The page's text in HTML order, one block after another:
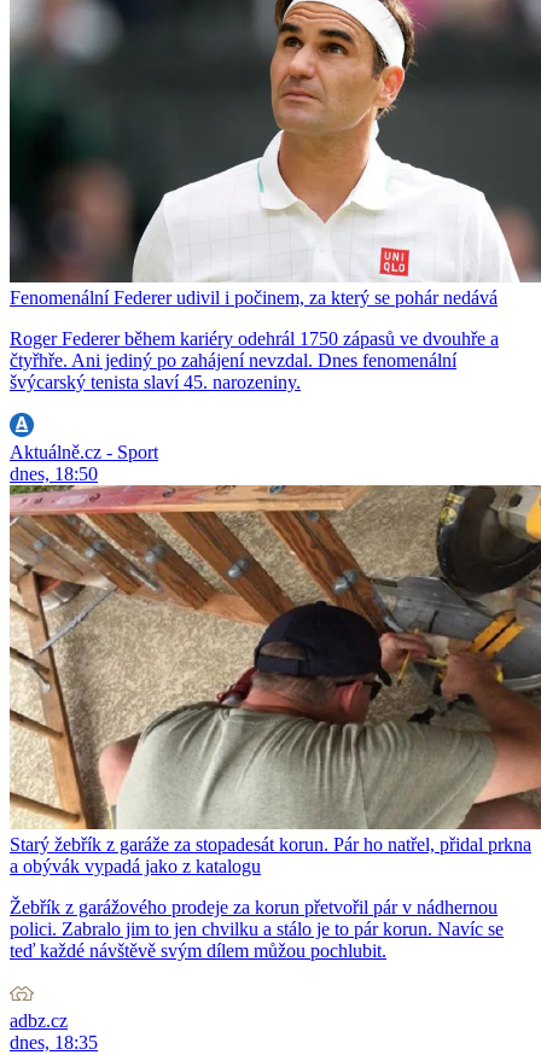
Fenomenální Federer udivil i počinem, za který se pohár nedává
Roger Federer během kariéry odehrál 1750 zápasů ve dvouhře a
čtyřhře. Ani jediný po zahájení nevzdal. Dnes fenomenální
švýcarský tenista slaví 45. narozeniny.
Aktuálně.cz - Sport
dnes, 18:50
Starý žebřík z garáže za stopadesát korun. Pár ho natřel, přidal prkna
a obývák vypadá jako z katalogu
Žebřík z garážového prodeje za korun přetvořil pár v nádhernou
polici. Zabralo jim to jen chvilku a stálo je to pár korun. Navíc se
teď každé návštěvě svým dílem můžou pochlubit.
adbz.cz
dnes, 18:35